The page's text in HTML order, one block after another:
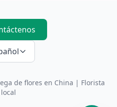
de flores en China | Florista
local